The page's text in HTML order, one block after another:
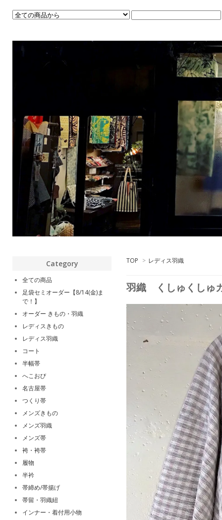
TOP > レディス羽織
羽織 くしゅくしゅ
Category
全ての商品
足袋セミオーダー【8/14(金)ま
で！】
オーダー きもの・羽織
レディスきもの
レディス羽織
コート
半幅帯
へこおび
名古屋帯
つくり帯
メンズきもの
メンズ羽織
メンズ帯
袴・袴帯
履物
半衿
帯締め/帯揚げ
帯留・羽織紐
インナー・着付用小物